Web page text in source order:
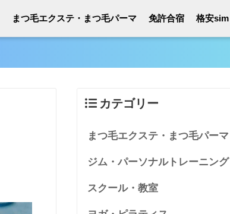
まつ毛エクステ・まつ毛パーマ 免許合宿 格安sim
カテゴリー
まつ毛エクステ・まつ毛パーマ
ジム・パーソナルトレーニング
スクール・教室